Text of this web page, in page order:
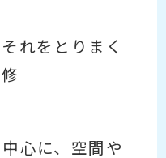
れをとりまく
心に、空間や